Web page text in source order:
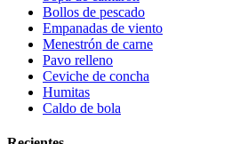
Bollos de pescado
Empanadas de viento
Menestrón de carne
Pavo relleno
Ceviche de concha
Humitas
Caldo de bola